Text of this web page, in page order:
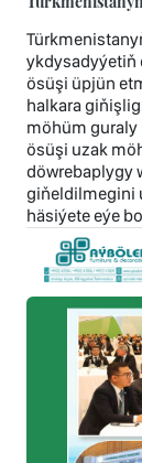
ykdysadyýetiň
ösüşi üpjün
halkara
möhüm guraly
ösüşi uzak
döwrebaplygy
giňeldilmegini
häsiýete eýe